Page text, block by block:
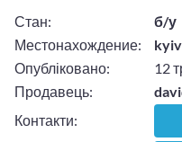
Стан:
б/у
Местонахождение:
kyiv
Опубліковано:
12
Продавець:
Контакти: